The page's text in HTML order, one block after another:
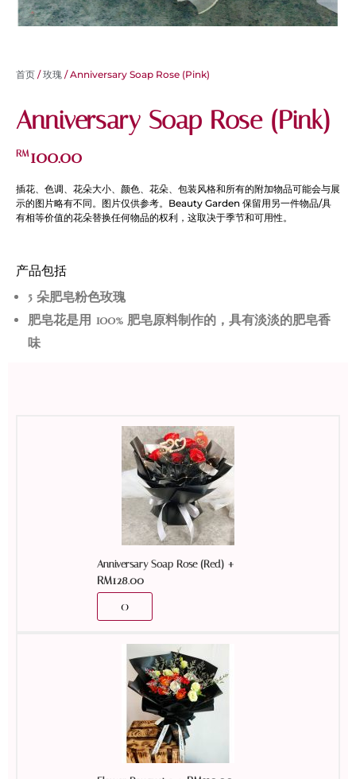
首页 /玫瑰 / Anniversary Soap Rose (Pink)
Anniversary Soap Rose (Pink)
RM100.00
插花、色调、花朵大小、颜色、花朵、包装风格和所有的附加物品可能会与展
示的图片略有不同。图片仅供参考。Beauty Garden 保留用另一件物品/具
有相等价值的花朵替换任何物品的权利，这取决于季节和可用性。
产品包括
5 朵肥皂粉色玫瑰
肥皂花是用 100% 肥皂原料制作的，具有淡淡的肥皂香
味
Anniversary Soap Rose (Red) +
RM128.00